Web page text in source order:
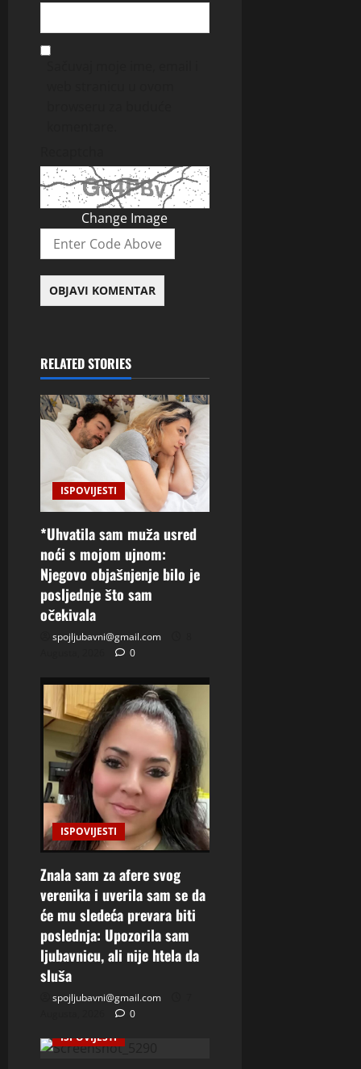
Change Image
RELATED STORIES
ISPOVIJESTI
*Uhvatila sam muža usred
noći s mojom ujnom:
Njegovo objašnjenje bilo je
posljednje što sam
očekivala
spojljubavni@gmail.com
0
ISPOVIJESTI
Znala sam za afere svog
verenika i uverila sam se da
će mu sledeća prevara biti
poslednja: Upozorila sam
ljubavnicu, ali nije htela da
sluša
spojljubavni@gmail.com
0
ISPOVIJESTI